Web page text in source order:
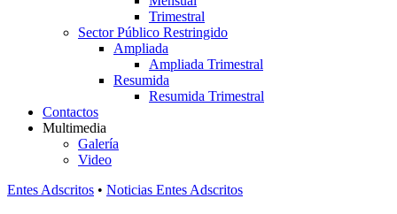
Trimestral
Sector Público Restringido
Ampliada
Ampliada Trimestral
Resumida
Resumida Trimestral
Contactos
Multimedia
Galería
Video
Entes Adscritos • Noticias Entes Adscritos